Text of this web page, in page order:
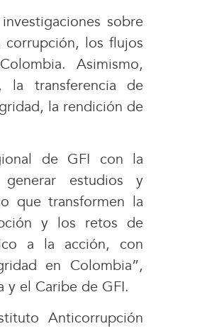
sobre
corrupción, los flujos
Asimismo,
la transferencia de
la rendición de
de GFI con la
estudios y
que transformen la
y los retos de
a la acción, con
en Colombia”,
y el Caribe de GFI.
Anticorrupción